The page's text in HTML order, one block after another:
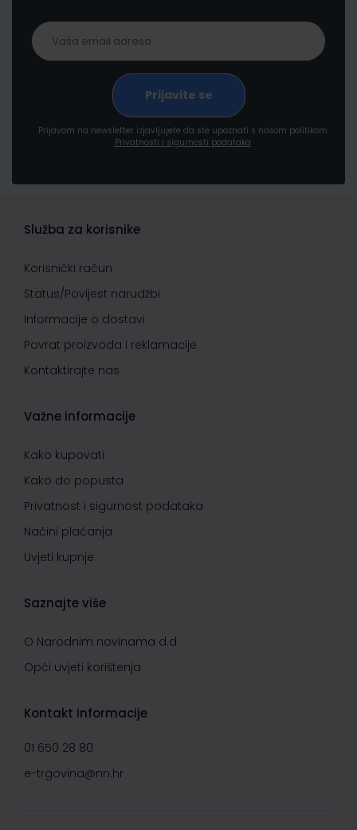
Prijavom na newsletter izjavljujete da ste upoznati s našom politikom
Privatnosti i sigurnosti podataka
Služba za korisnike
Korisnički račun
Status/Povijest narudžbi
Informacije o dostavi
Povrat proizvoda i reklamacije
Kontaktirajte nas
Važne informacije
Kako kupovati
Kako do popusta
Privatnost i sigurnost podataka
Načini plaćanja
Uvjeti kupnje
Saznajte više
O Narodnim novinama d.d.
Opći uvjeti korištenja
Kontakt informacije
01 650 28 80
e-trgovina@nn.hr